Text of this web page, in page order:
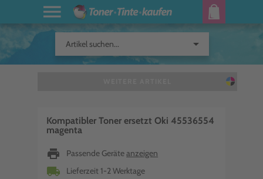
Artikel suchen... arrow_drop_down
Kompatibler Toner ersetzt Oki 45536554
magenta
print Passende Geräteanzeigen
local_shipping Lieferzeit 1-2 Werktage